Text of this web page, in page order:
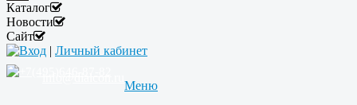
Каталог
Новости
Сайт
Вход | Личный кабинет
Меню